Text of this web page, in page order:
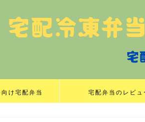
け宅配弁当 宅配弁当のレビュ